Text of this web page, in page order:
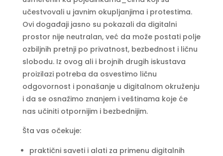
učestvovali u javnim okupljanjima i protestima.
Ovi događaji jasno su pokazali da digitalni
prostor nije neutralan, već da može postati polje
ozbiljnih pretnji po privatnost, bezbednost i ličnu
slobodu. Iz ovog ali i brojnih drugih iskustava
proizilazi potreba da osvestimo ličnu
odgovornost i ponašanje u digitalnom okruženju
i da se osnažimo znanjem i veštinama koje će
nas učiniti otpornijim i bezbednijim.
Šta vas očekuje:
praktični saveti i alati za primenu digitalnih